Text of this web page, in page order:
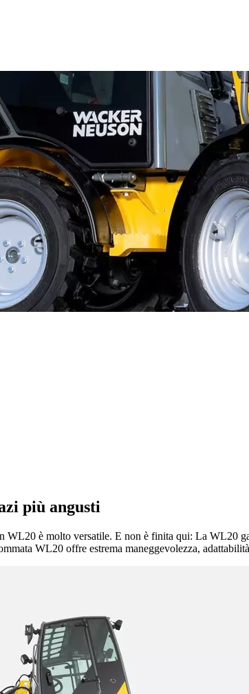
più angusti
WL20 è molto versatile. E non è finita qui: La WL20
WL20 offre estrema maneggevolezza,